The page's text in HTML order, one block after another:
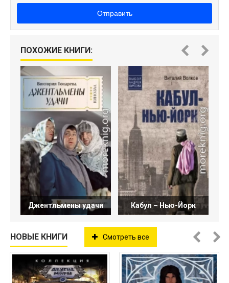
Отправить
ПОХОЖИЕ КНИГИ:
Джентльмены удачи Кабул – Нью-Йорк
НОВЫЕ КНИГИ Смотреть все